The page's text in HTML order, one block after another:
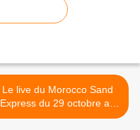
Le live du Morocco Sand
Express du 29 octobre au
03 novembre >